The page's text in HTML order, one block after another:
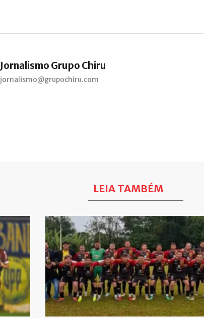
Jornalismo Grupo Chiru
jornalismo@grupochiru.com
LEIA TAMBÉM